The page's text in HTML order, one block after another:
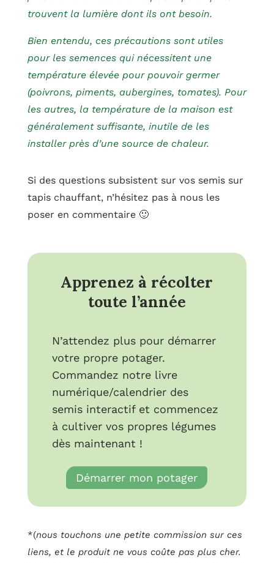
trouvent la lumière dont ils ont besoin.
Bien entendu, ces précautions sont utiles
pour les semences qui nécessitent une
température élevée pour pouvoir germer
(poivrons, piments, aubergines, tomates). Pour
les autres, la température de la maison est
généralement suffisante, inutile de les
installer près d’une source de chaleur.
Si des questions subsistent sur vos semis sur
tapis chauffant, n’hésitez pas à nous les
poser en commentaire 🙂
Apprenez à récolter
toute l’année
N’attendez plus pour démarrer
votre propre potager.
Commandez notre livre
numérique/calendrier des
semis interactif et commencez
à cultiver vos propres légumes
dès maintenant !
Démarrer mon potager
*(nous touchons une petite commission sur ces
liens, et le produit ne vous coûte pas plus cher.